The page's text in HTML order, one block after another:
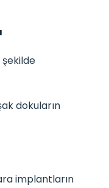
dokuların
implantların